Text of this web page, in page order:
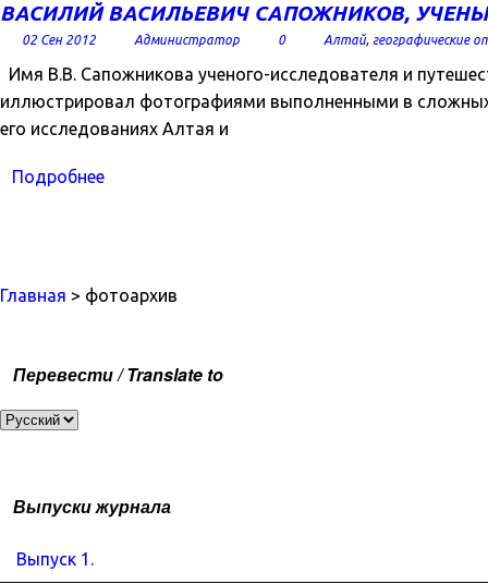
ВАСИЛИЙ ВАСИЛЬЕВИЧ САПОЖНИКОВ,
02 Сен 2012 Администратор 0 Алтай, географические
Имя В.В. Сапожникова ученого-исследователя и
иллюстрировал фотографиями выполненными в
его исследованиях Алтая и
Подробнее
Главная > фотоархив
Перевести / Translate to
Выпуски журнала
Выпуск 1.